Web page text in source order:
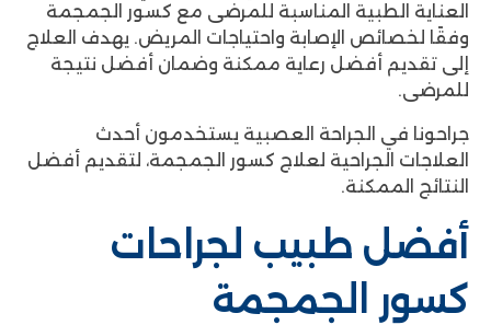
العناية الطبية المناسبة للمرضى مع كسور الجمجمة
وفقًا لخصائص الإصابة واحتياجات المريض. يهدف العلاج
إلى تقديم أفضل رعاية ممكنة وضمان أفضل نتيجة
للمرضى.
جراحونا في الجراحة العصبية يستخدمون أحدث
العلاجات الجراحية لعلاج كسور الجمجمة، لتقديم أفضل
النتائج الممكنة.
أفضل طبيب لجراحات
كسور الجمجمة